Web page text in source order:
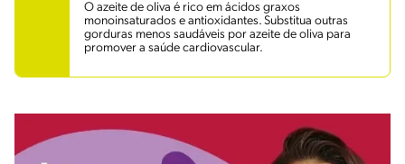
O azeite de oliva é rico em ácidos graxos
monoinsaturados e antioxidantes. Substitua outras
gorduras menos saudáveis por azeite de oliva para
promover a saúde cardiovascular.